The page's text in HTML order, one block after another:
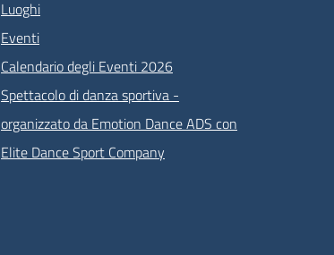
Luoghi
Eventi
Calendario degli Eventi 2026
Spettacolo di danza sportiva -
organizzato da Emotion Dance ADS con
Elite Dance Sport Company